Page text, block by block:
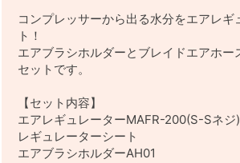
コンプレッサーから出る水分をエアレギ
ト！
エアブラシホルダーとブレイドエアホー
セットです。
【セット内容】
エアレギュレーターMAFR-200(S-Sネジ)
レギュレーターシート
エアブラシホルダーAH01